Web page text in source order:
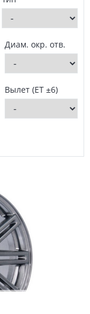
Диам. окр. отв.
Вылет (ET ±6)